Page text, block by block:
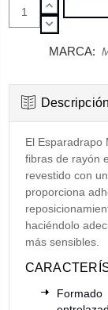
AUMENTAR
CANTIDAD:
DISMINUIR
MARCA:
El Esparadrapo
fibras de rayón
revestido con
proporciona
haciéndolo
más sensibles.